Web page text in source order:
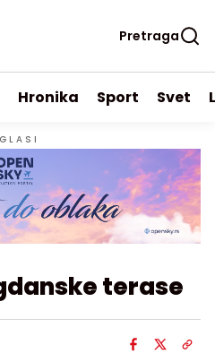
Pretraga
Hronika Sport Svet
terase